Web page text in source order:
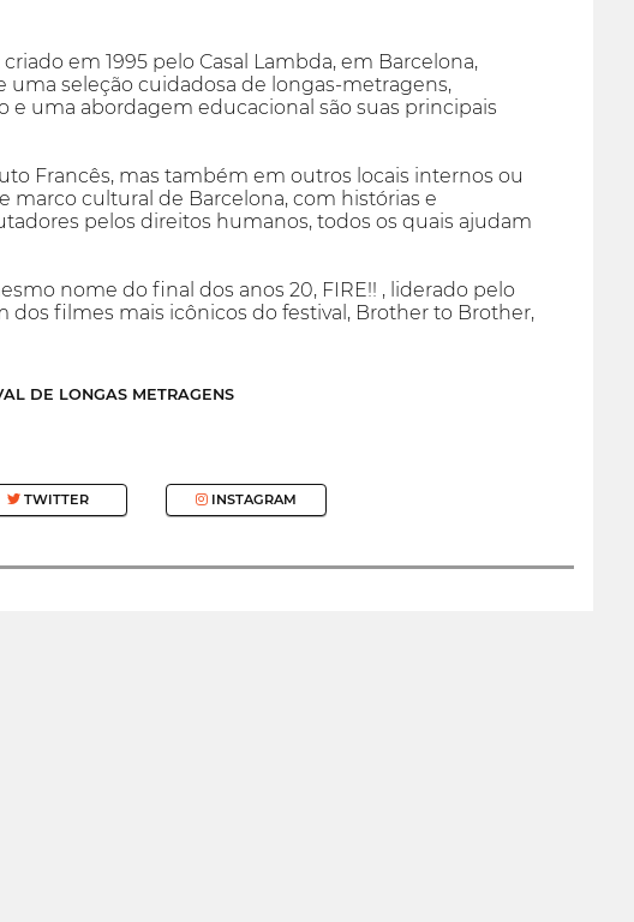
em 1995 pelo Casal Lambda, em Barcelona,
seleção cuidadosa de longas-metragens,
uma abordagem educacional são suas principais
Francês, mas também em outros locais internos ou
marco cultural de Barcelona, com histórias e
pelos direitos humanos, todos os quais ajudam
nome do final dos anos 20, FIRE!! , liderado pelo
filmes mais icônicos do festival, Brother to Brother,
DE LONGAS METRAGENS
TWITTER INSTAGRAM